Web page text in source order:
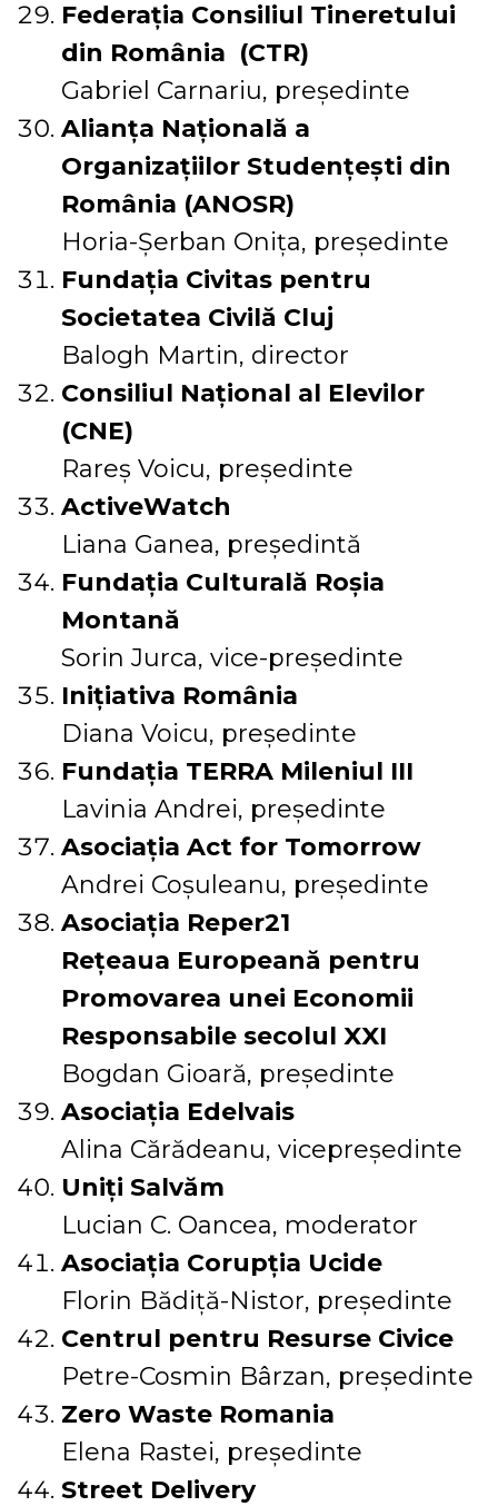
Federația Consiliul Tineretului
din România (CTR)
Gabriel Carnariu, președinte
Alianța Națională a
Organizațiilor Studențești din
România (ANOSR)
Horia-Șerban Onița, președinte
Fundația Civitas pentru
Societatea Civilă Cluj
Balogh Martin, director
Consiliul Național al Elevilor
(CNE)
Rareș Voicu, președinte
ActiveWatch
Liana Ganea, președintă
Fundația Culturală Roșia
Montană
Sorin Jurca, vice-președinte
Inițiativa România
Diana Voicu, președinte
Fundația TERRA Mileniul III
Lavinia Andrei, președinte
Asociația Act for Tomorrow
Andrei Coșuleanu, președinte
Asociația Reper21
Rețeaua Europeană pentru
Promovarea unei Economii
Responsabile secolul XXI
Bogdan Gioară, președinte
Asociația Edelvais
Alina Cărădeanu, vicepreședinte
Uniți Salvăm
Lucian C. Oancea, moderator
Asociația Corupția Ucide
Florin Bădiță-Nistor, președinte
Centrul pentru Resurse Civice
Petre-Cosmin Bârzan, președinte
Zero Waste Romania
Elena Rastei, președinte
Street Delivery